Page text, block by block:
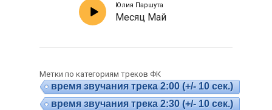
Юлия Паршута
Месяц Май
Метки по категориям треков ФК
время звучания трека 2:00 (+/- 10 сек.)
время звучания трека 2:30 (+/- 10 сек.)